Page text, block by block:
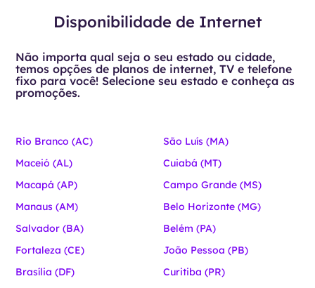
Disponibilidade de Internet
Não importa qual seja o seu estado ou cidade,
temos opções de planos de internet, TV e telefone
fixo para você! Selecione seu estado e conheça as
promoções.
Rio Branco (AC)
Maceió (AL)
Macapá (AP)
Manaus (AM)
Salvador (BA)
Fortaleza (CE)
Brasília (DF)
São Luís (MA)
Cuiabá (MT)
Campo Grande (MS)
Belo Horizonte (MG)
Belém (PA)
João Pessoa (PB)
Curitiba (PR)